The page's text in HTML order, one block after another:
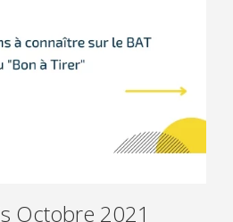
Octobre 2021